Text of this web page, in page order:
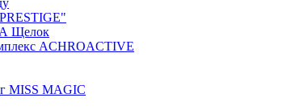
Щелок
ACHROACTIVE
MISS MAGIC